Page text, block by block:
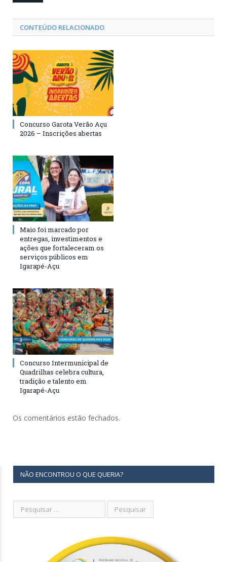
CONTEÚDO RELACIONADO
Concurso Garota Verão Açu
2026 – Inscrições abertas
Maio foi marcado por
entregas, investimentos e
ações que fortaleceram os
serviços públicos em
Igarapé-Açu
Concurso Intermunicipal de
Quadrilhas celebra cultura,
tradição e talento em
Igarapé-Açu
Os comentários estão fechados.
NÃO ENCONTROU O QUE QUERIA?